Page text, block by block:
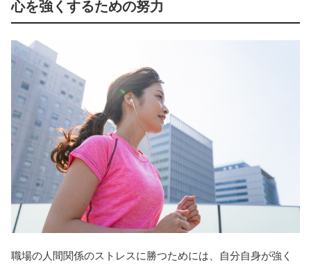
心を強くするための努力
職場の人間関係のストレスに勝つためには、自分自身が強く